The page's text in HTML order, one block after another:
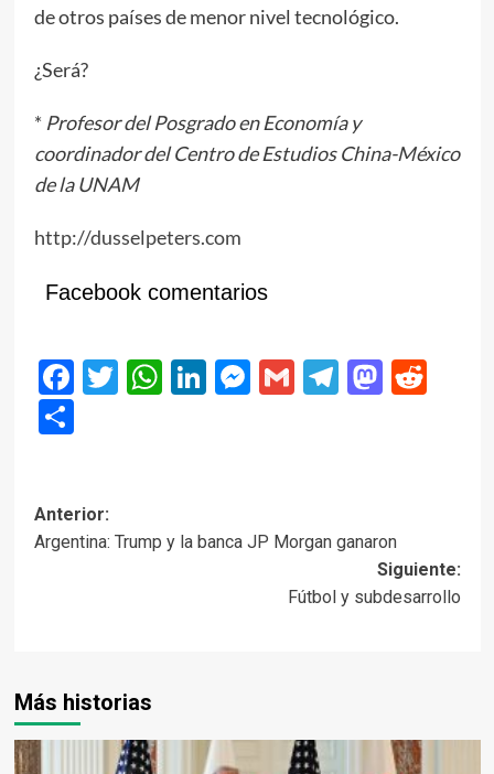
de otros países de menor nivel tecnológico.
¿Será?
* Profesor del Posgrado en Economía y
coordinador del Centro de Estudios China-México
de la UNAM
http://dusselpeters.com
Facebook comentarios
Facebook
Twitter
WhatsApp
LinkedIn
Messenger
GmailTelegram
Compartir
Navegación
de
Anterior:
Argentina: Trump y la banca JP Morgan ganaron
Siguiente:
Fútbol y subdesarrollo
Más historias